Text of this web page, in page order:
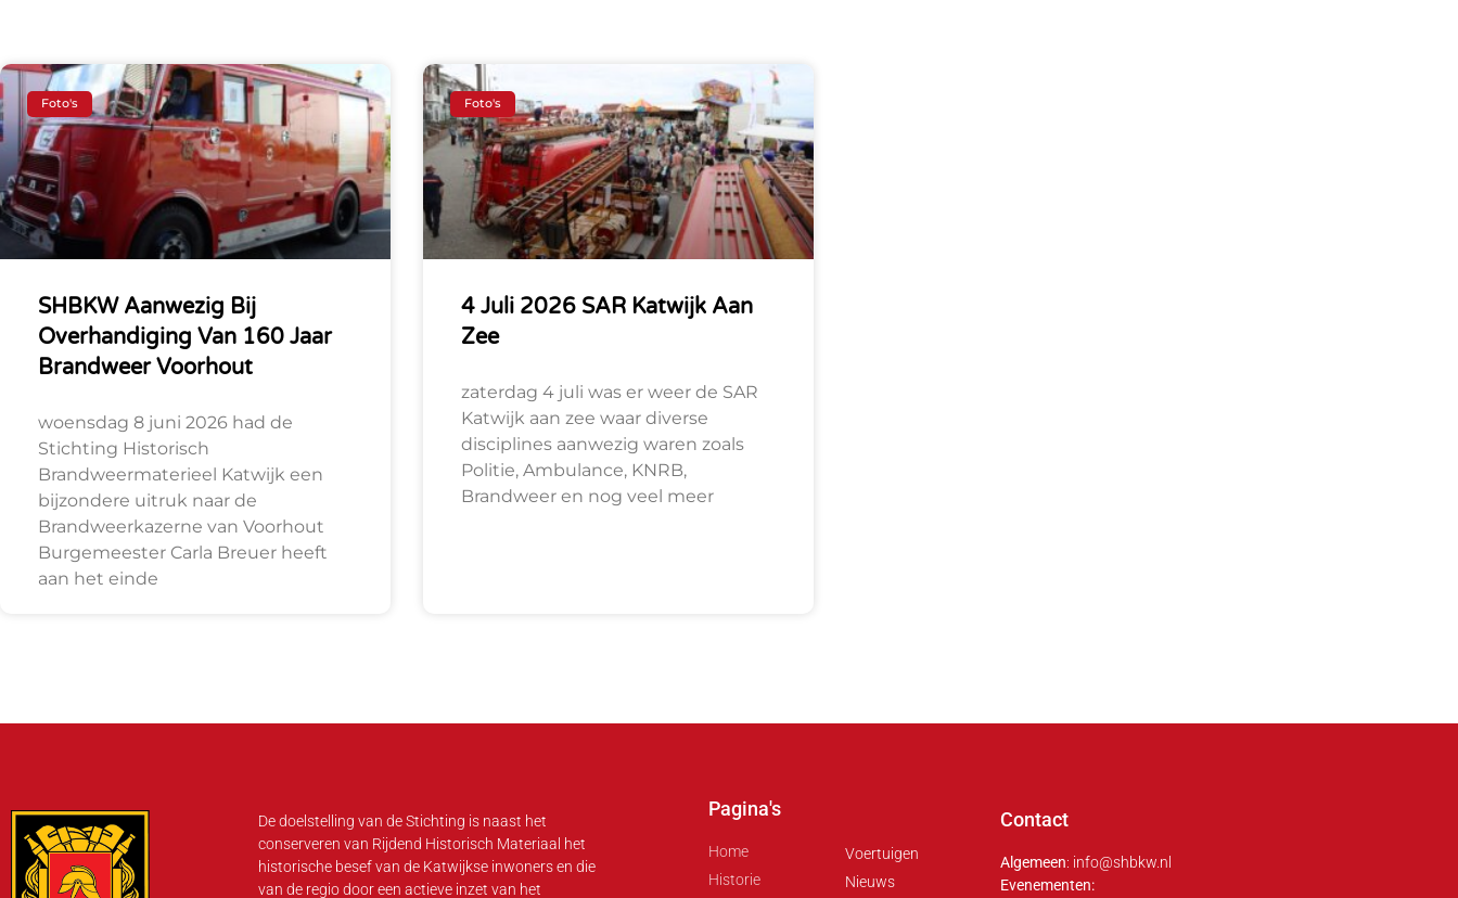
Foto's
SHBKW Aanwezig Bij
Overhandiging Van 160 Jaar
Brandweer Voorhout
woensdag 8 juni 2026 had de
Stichting Historisch
Brandweermaterieel Katwijk een
bijzondere uitruk naar de
Brandweerkazerne van Voorhout
Burgemeester Carla Breuer heeft
aan het einde
Foto's
4 Juli 2026 SAR Katwijk Aan
Zee
zaterdag 4 juli was er weer de SAR
Katwijk aan zee waar diverse
disciplines aanwezig waren zoals
Politie, Ambulance, KNRB,
Brandweer en nog veel meer
De doelstelling van de Stichting is naast het
conserveren van Rijdend Historisch Materiaal het
historische besef van de Katwijkse inwoners en die
van de regio door een actieve inzet van het
Pagina's
Home
Historie
Voertuigen
Nieuws
Contact
Algemeen: info@shbkw.nl
Evenementen: